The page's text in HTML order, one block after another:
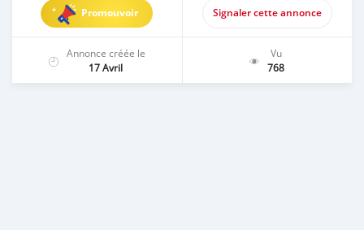
Promouvoir Signaler cette annonce
Annonce créée le
17 Avril
Vu
768